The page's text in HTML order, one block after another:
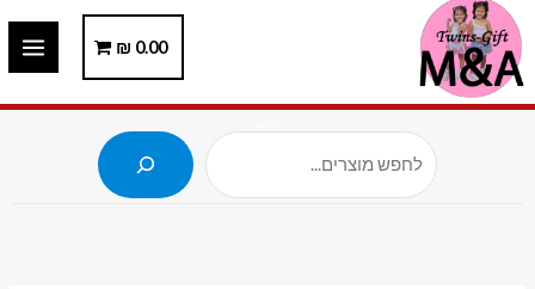
דילוג
לתוכן
0.00
₪